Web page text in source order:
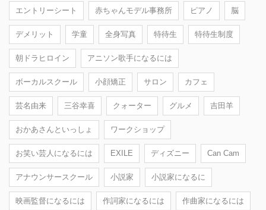
エントリーシート 赤ちゃんモデル事務所 ピアノ 脳
デメリット 学童 全身写真 特待生 特待生制度
朝ドラヒロイン アニソン歌手になるには
ボーカルスクール 小顔矯正 サロン カフェ
芸名由来 三谷幸喜 クォーター グルメ 吉田羊
おかあさんといっしょ ワークショップ
お笑い芸人になるには EXILE ディズニー Can Cam
アナウンサースクール 小説家 小説家になるに
映画監督になるには 作詞家になるには 作曲家になるには